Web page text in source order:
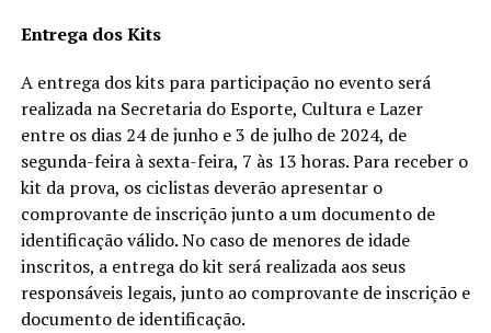
Entrega dos Kits
A entrega dos kits para participação no evento será
realizada na Secretaria do Esporte, Cultura e Lazer
entre os dias 24 de junho e 3 de julho de 2024, de
segunda-feira à sexta-feira, 7 às 13 horas. Para receber o
kit da prova, os ciclistas deverão apresentar o
comprovante de inscrição junto a um documento de
identificação válido. No caso de menores de idade
inscritos, a entrega do kit será realizada aos seus
responsáveis legais, junto ao comprovante de inscrição e
documento de identificação.